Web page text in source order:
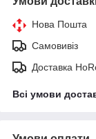
Нова Пошта
Самовивіз
Доставка
Всі умови